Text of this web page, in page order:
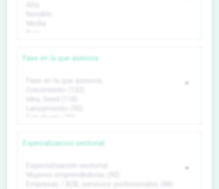
Fase en la que asesora
Especialización sectorial